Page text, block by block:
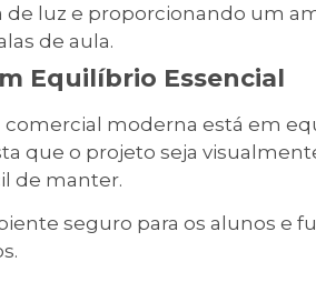
de luz e proporcionando um
de aula.
Equilíbrio Essencial
moderna está em
que o projeto seja
de manter.
seguro para os alunos e